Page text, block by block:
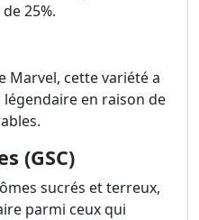
25%.
Marvel, cette variété a
en raison de
(GSC)
sucrés et terreux,
parmi ceux qui